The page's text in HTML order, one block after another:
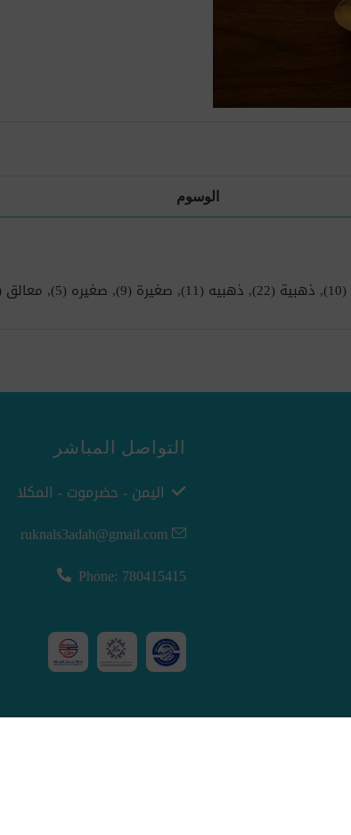
الوسوم
(10)
, ذهبية (22)
, ذهبيه (11)
, صغيرة (9)
, صغيره (5)
, معالق
التواصل المباشر
اليمن - حضرموت - المكلا
ruknals3adah@gmail.com
Phone: 780415415